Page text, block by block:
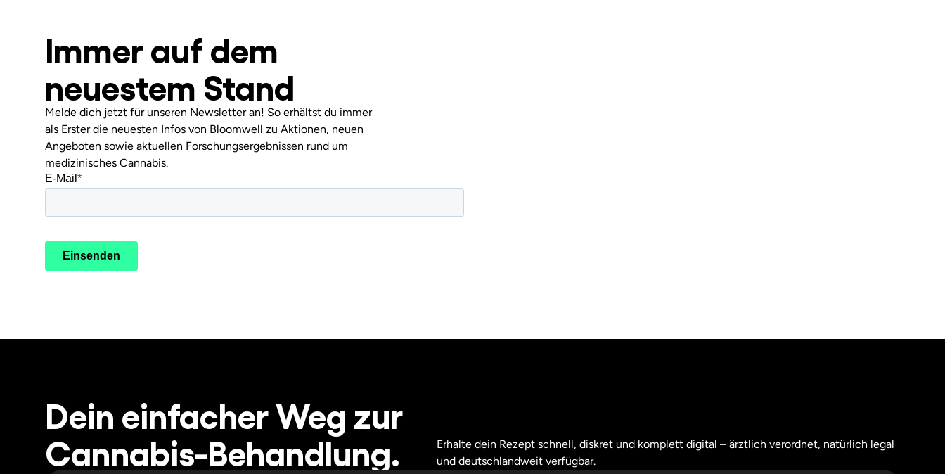
Immer auf dem
neuestem Stand
Melde dich jetzt für unseren Newsletter an! So erhältst du immer
als Erster die neuesten Infos von Bloomwell zu Aktionen, neuen
Angeboten sowie aktuellen Forschungsergebnissen rund um
medizinisches Cannabis.
Dein einfacher Weg zur
Cannabis-Behandlung.
Erhalte dein Rezept schnell, diskret und komplett digital – ärztlich verordnet, natürlich legal
und deutschlandweit verfügbar.